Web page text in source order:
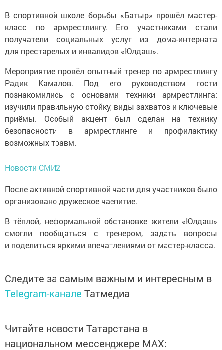
В спортивной школе борьбы «Батыр» прошёл мастер-
класс по армрестлингу. Его участниками стали
получатели социальных услуг из дома-интерната
для престарелых и инвалидов «Юлдаш».
Мероприятие провёл опытный тренер по армрестлингу
Радик Камалов. Под его руководством гости
познакомились с основами техники армрестлинга:
изучили правильную стойку, виды захватов и ключевые
приёмы. Особый акцент был сделан на технику
безопасности в армрестлинге и профилактику
возможных травм.
Новости СМИ2
После активной спортивной части для участников было
организовано дружеское чаепитие.
В тёплой, неформальной обстановке жители «Юлдаш»
смогли пообщаться с тренером, задать вопросы
и поделиться яркими впечатлениями от мастер-класса.
Следите за самым важным и интересным в
Telegram-канале Татмедиа
Читайте новости Татарстана в
национальном мессенджере MАХ: